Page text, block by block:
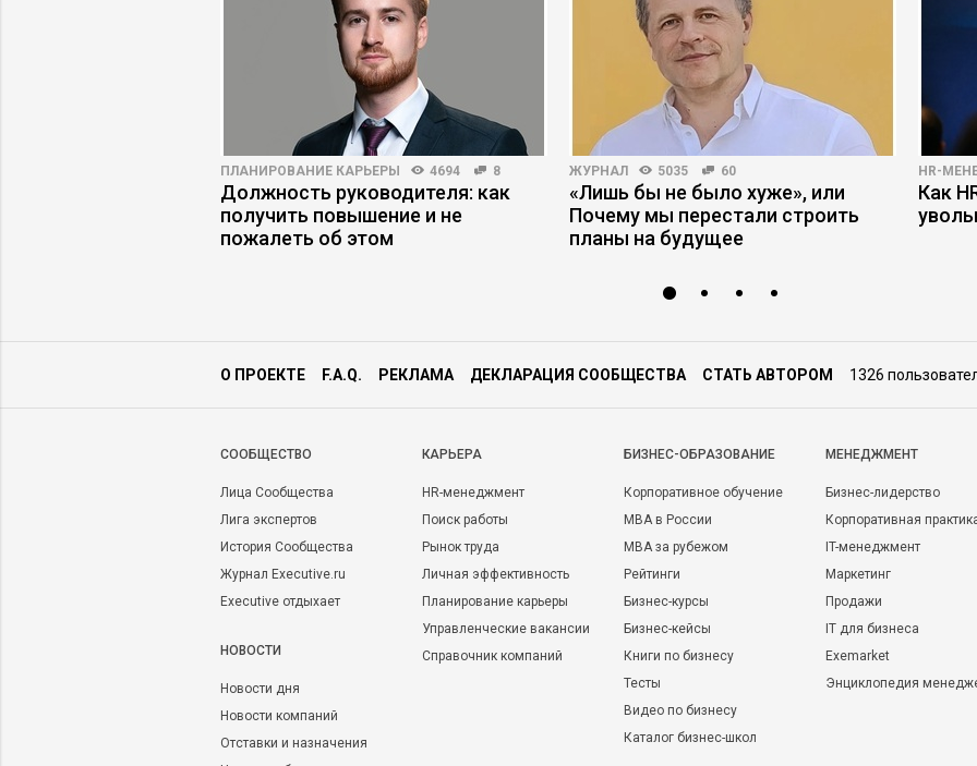
ПЛАНИРОВАНИЕ КАРЬЕРЫ 4694 8
Должность руководителя: как
получить повышение и не
пожалеть об этом
ЖУРНАЛ 5035 60
«Лишь бы не было хуже», или
Почему мы перестали строить
планы на будущее
HR-
Как
О ПРОЕКТЕ F.A.Q. РЕКЛАМА ДЕКЛАРАЦИЯ СООБЩЕСТВА СТАТЬ АВТОРОМ 1326
CООБЩЕСТВО
Лица Сообщества
Лига экспертов
История Сообщества
Журнал Executive.ru
Executive отдыхает
НОВОСТИ
Новости дня
Новости компаний
Отставки и назначения
КАРЬЕРА
HR-менеджмент
Поиск работы
Рынок труда
Личная эффективность
Планирование карьеры
Управленческие вакансии
Справочник компаний
БИЗНЕС-ОБРАЗОВАНИЕ
Корпоративное обучение
MBA в России
MBA за рубежом
Рейтинги
Бизнес-курсы
Бизнес-кейсы
Книги по бизнесу
Тесты
Видео по бизнесу
Каталог бизнес-школ
МЕНЕДЖМЕНТ
Бизнес-лидерство
Корпоративная
IT-менеджмент
Маркетинг
Продажи
IT для бизнеса
Exemarket
Энциклопедия